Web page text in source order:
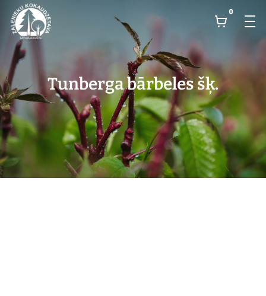
0
Tunberga bārbeles šķ.